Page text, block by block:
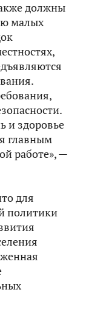
должны
малых
и здоровье
главным
работе», —
для
политики